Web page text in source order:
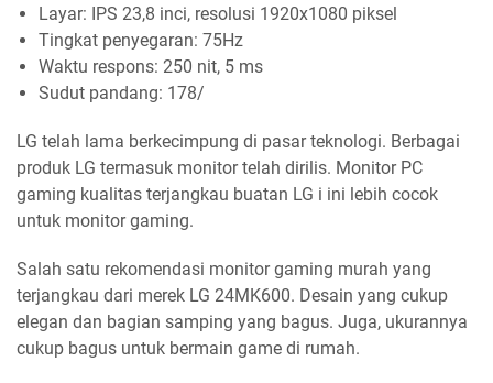
Layar: IPS 23,8 inci, resolusi 1920x1080 piksel
Tingkat penyegaran: 75Hz
Waktu respons: 250 nit, 5 ms
Sudut pandang: 178/
LG telah lama berkecimpung di pasar teknologi. Berbagai
produk LG termasuk monitor telah dirilis. Monitor PC
gaming kualitas terjangkau buatan LG i ini lebih cocok
untuk monitor gaming.
Salah satu rekomendasi monitor gaming murah yang
terjangkau dari merek LG 24MK600. Desain yang cukup
elegan dan bagian samping yang bagus. Juga, ukurannya
cukup bagus untuk bermain game di rumah.